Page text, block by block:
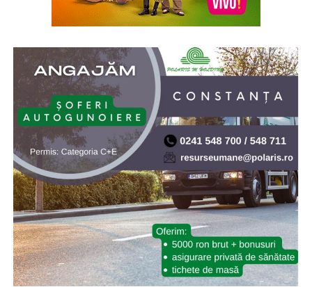
pentru Studierea Holocaustului din România „Elie
Wiesel”. Elie (Eliezer) Wiesel (1928-2016) a fost evreu-
Holocaustului, scriitor, profesor, filozof, ziarist, eseist și
un activist în drepturile omului. Inaugurarea a avut loc
la 10.X.2005, cu ocazia celei de-a doua comemorări a
„Zilei Holocaustului din România”
* Cu 19 ani în urmă (2007) NASA a lansat sonda Phoenix
Mars Lander, care ulterior a găsit dovezi ale existenței
apei pe planeta Marte. Phoenix Mars Lander, pe scurt
Phoenix, este o navă-robot dedicată continuării misiunii
explorării spațiului, având ca țintă continuarea
explorării planetei Marte a sistemului nostru solar.
Misiunea Phoenix a fost lansată cu succes pe 4 august
2007 și a amartizat în ziua de 25 mai 2008. Programul ar
fi trebuit să dureze 90 de zile marțiene (aproximativ 92